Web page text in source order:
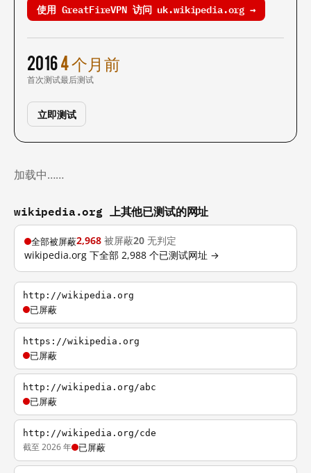
使用 GreatFireVPN 访问 uk.wikipedia.org →
2016
首次测试
4 个月前
最后测试
立即测试
加载中……
wikipedia.org 上其他已测试的网址
全部被屏蔽2,968 被屏蔽20 无判定
wikipedia.org 下全部 2,988 个已测试网址 →
http://wikipedia.org
已屏蔽
https://wikipedia.org
已屏蔽
http://wikipedia.org/abc
已屏蔽
http://wikipedia.org/cde
截至 2026 年 已屏蔽